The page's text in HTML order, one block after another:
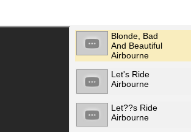
Blonde, Bad
And Beautiful
Airbourne
Let's Ride
Airbourne
Let??s Ride
Airbourne